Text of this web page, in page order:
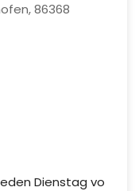
86368
Dienstag vo